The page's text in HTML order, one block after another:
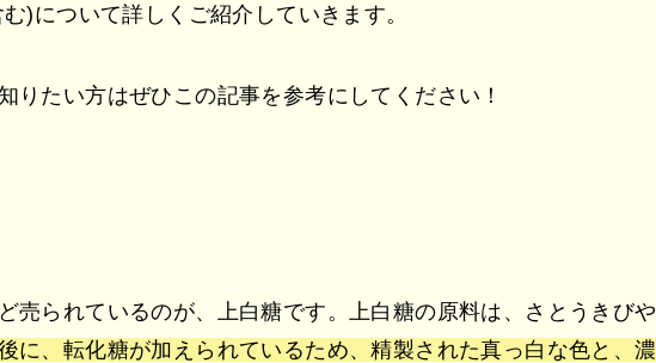
)について詳しくご紹介していきます。
りたい方はぜひこの記事を参考にしてください！
売られているのが、上白糖です。上白糖の原料は、さとうきび
に、転化糖が加えられているため、精製された真っ白な色と、